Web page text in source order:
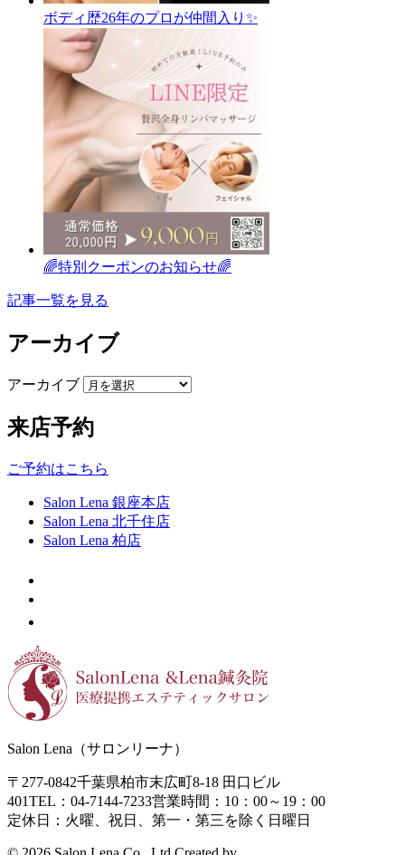
ボディ歴26年のプロが仲間入り✨
🌈特別クーポンのお知らせ🌈
記事一覧を見る
アーカイブ
アーカイブ
来店予約
ご予約はこちら
Salon Lena 銀座本店
Salon Lena 北千住店
Salon Lena 柏店
Salon Lena（サロンリーナ）
〒277-0842千葉県柏市末広町8-18 田口ビル
401TEL：04-7144-7233営業時間：10：00～19：00
定休日：火曜、祝日、第一・第三を除く日曜日